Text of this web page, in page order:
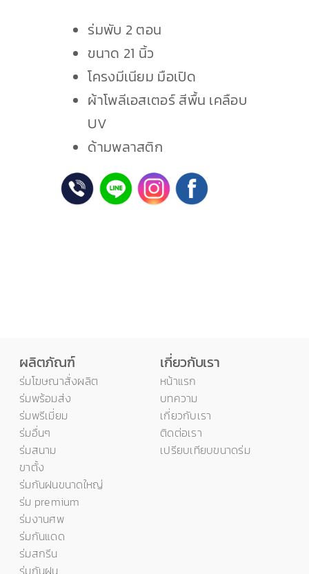
ร่มพับ 2 ตอน
ขนาด 21 นิ้ว
โครงมีเนียม มือเปิด
ผ้าโพลีเอสเตอร์ สีพื้น เคลือบ
UV
ด้ามพลาสติก
ผลิตภัณฑ์
ร่มโฆษณาสั่งผลิต
ร่มพร้อมส่ง
ร่มพรีเมี่ยม
ร่มอื่นๆ
ร่มสนาม
ขาตั้ง
ร่มกันฝนขนาดใหญ่
ร่ม premium
ร่มงานศพ
ร่มกันแดด
ร่มสกรีน
ร่มกันฝน
เกี่ยวกับเรา
หน้าแรก
บทความ
เกี่ยวกับเรา
ติดต่อเรา
เปรียบเทียบขนาดร่ม